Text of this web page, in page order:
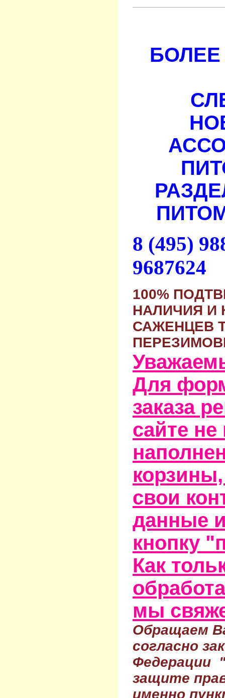
БОЛЕЕ
8 (495)
9687624
100%
НАЛИЧИЯ И
САЖЕНЦЕВ
Для
заказа
сайте
свои
данные
кнопку
Как
мы
Обращаем
согласно
Федерации
защите
именно